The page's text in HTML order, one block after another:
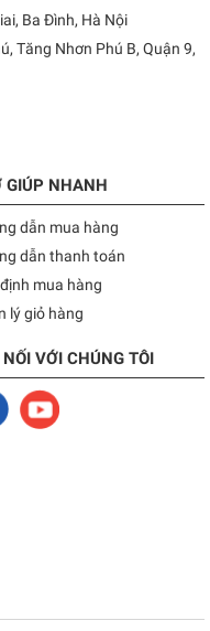
Ba Đình, Hà Nội
Tăng Nhơn Phú B, Quận 9,
GIÚP NHANH
dẫn mua hàng
dẫn thanh toán
mua hàng
lý giỏ hàng
NỐI VỚI CHÚNG TÔI